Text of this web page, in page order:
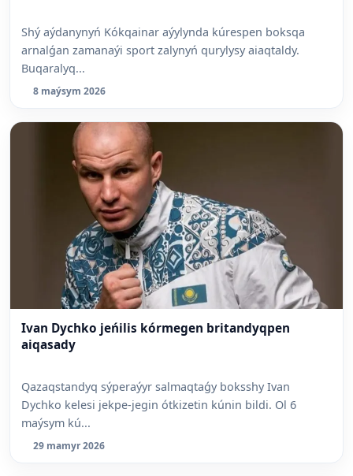
Shý aýdanynyń Kókqainar aýylynda kúrespen boksqa
arnalǵan zamanaýi sport zalynyń qurylysy aiaqtaldy.
Buqaralyq...
8 maýsym 2026
Ivan Dychko jeńilis kórmegen britandyqpen
aiqasady
Qazaqstandyq sýperaýyr salmaqtaǵy boksshy Ivan
Dychko kelesi jekpe-jegin ótkizetin kúnin bildi. Ol 6
maýsym kú...
29 mamyr 2026